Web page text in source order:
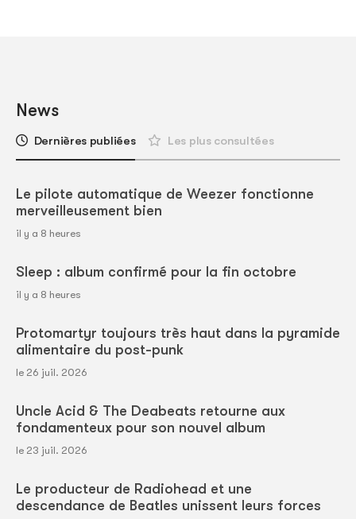
News
Dernières publiées Les plus consultées
Le pilote automatique de Weezer fonctionne
merveilleusement bien
il y a 8 heures
Sleep : album confirmé pour la fin octobre
il y a 8 heures
Protomartyr toujours très haut dans la pyramide
alimentaire du post-punk
le 26 juil. 2026
Uncle Acid & The Deabeats retourne aux
fondamenteux pour son nouvel album
le 23 juil. 2026
Le producteur de Radiohead et une
descendance de Beatles unissent leurs forces